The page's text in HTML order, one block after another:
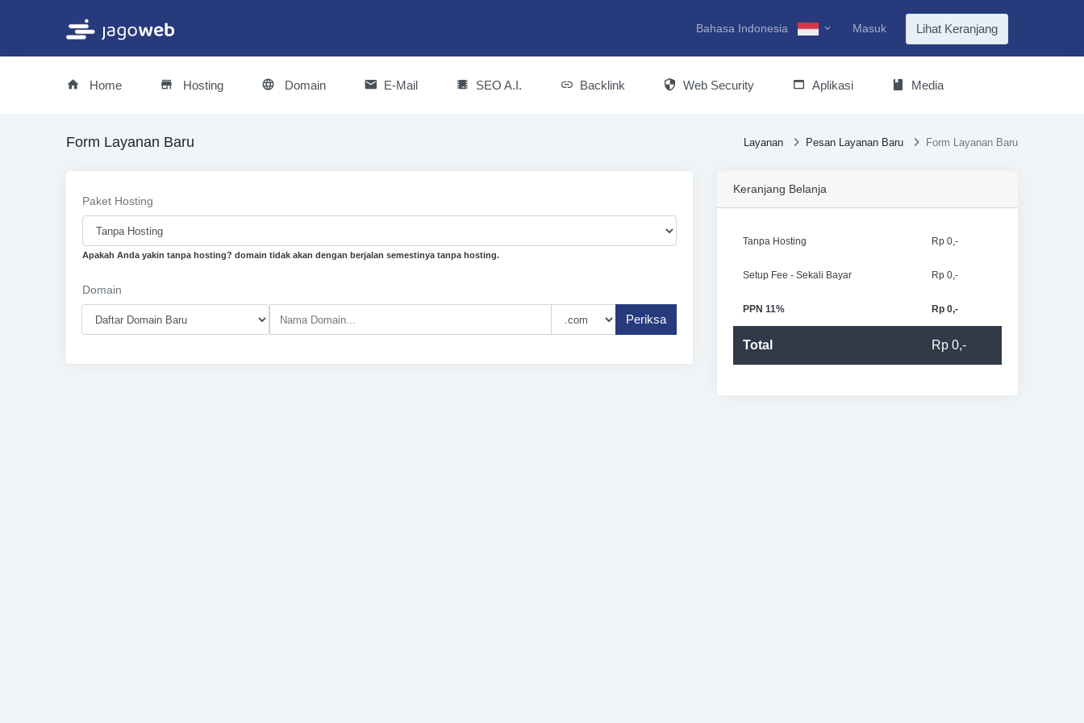
Bahasa Indonesia Masuk Lihat Keranjang
Home Hosting Domain E-Mail SEO A.I. Backlink Web Security Aplikasi Media
Layanan Pesan Layanan Baru Form Layanan Baru
Form Layanan Baru
Paket Hosting
Apakah Anda yakin tanpa hosting? domain tidak akan dengan berjalan semestinya tanpa hosting.
Domain
Periksa
Keranjang Belanja
Tanpa Hosting Rp 0,-
Setup Fee - Sekali Bayar Rp 0,-
PPN 11% Rp 0,-
Total Rp 0,-